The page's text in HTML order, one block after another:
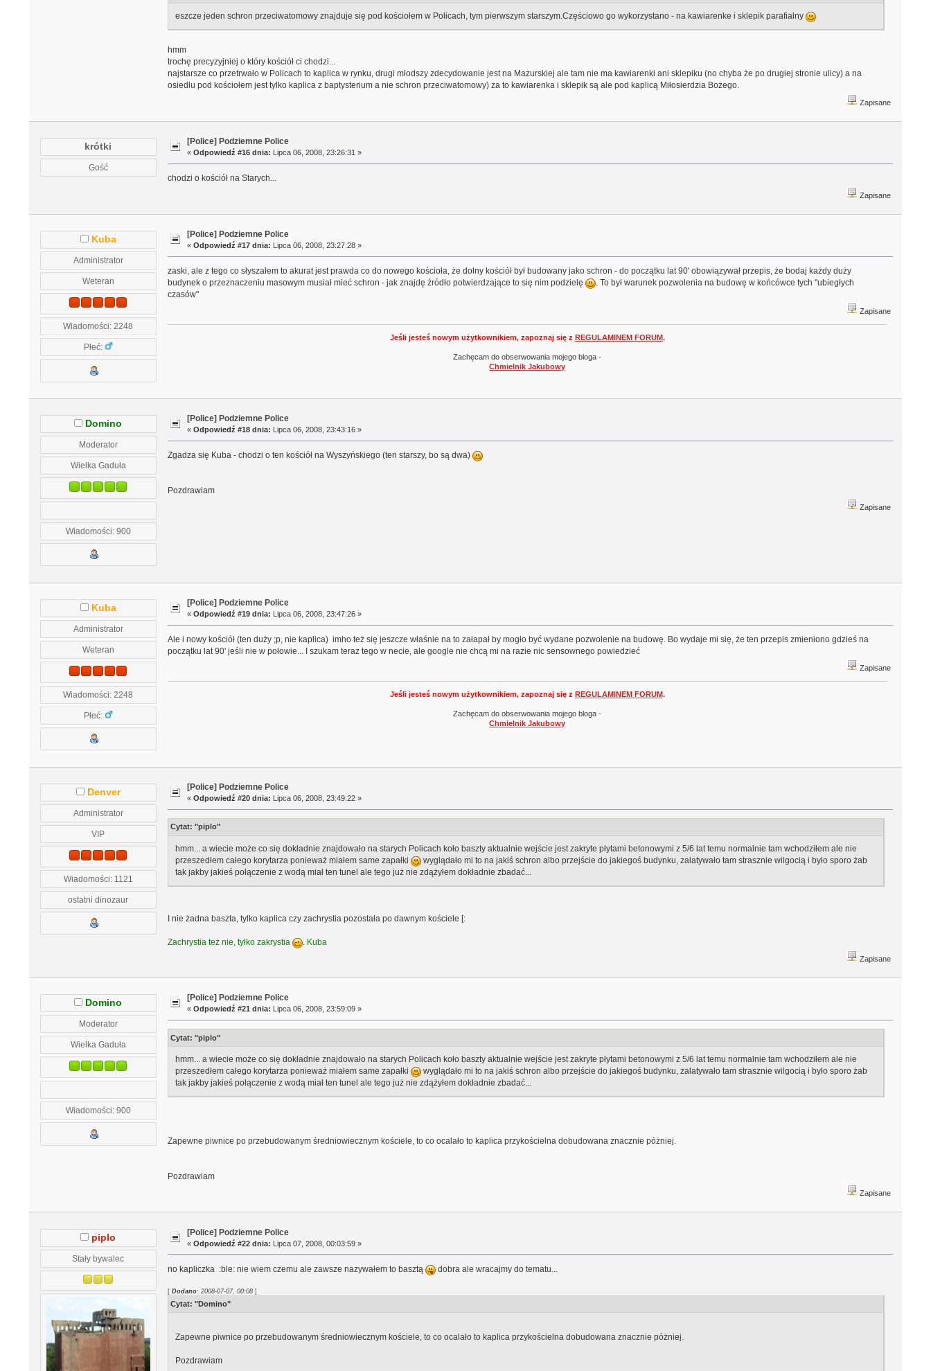
eszcze jeden schron przeciwatomowy znajduje się pod kościołem w Policach, tym pierwszym starszym.Częściowo go wykorzystano - na kawiarenke i sklepik parafialny
hmm
trochę precyzyjniej o który kościół ci chodzi...
najstarsze co przetrwało w Policach to kaplica w rynku, drugi młodszy zdecydowanie jest na Mazurskiej ale tam nie ma kawiarenki ani sklepiku (no chyba że po drugiej stronie ulicy) a na
osiedlu pod kościołem jest tylko kaplica z baptysterium a nie schron przeciwatomowy) za to kawiarenka i sklepik są ale pod kaplicą Miłosierdzia Bożego.
Zapisane
krótki
Gość
[Police] Podziemne Police
«Odpowiedź #16 dnia: Lipca 06, 2008, 23:26:31 »
chodzi o kościół na Starych...
Zapisane
Kuba
Administrator
Weteran
Wiadomości: 2248
Płeć:
[Police] Podziemne Police
«Odpowiedź #17 dnia: Lipca 06, 2008, 23:27:28 »
zaski, ale z tego co słyszałem to akurat jest prawda co do nowego kościoła, że dolny kościół był budowany jako schron - do początku lat 90' obowiązywał przepis, że bodaj każdy duży
budynek o przeznaczeniu masowym musiał mieć schron - jak znajdę źródło potwierdzające to się nim podzielę
. To był warunek pozwolenia na budowę w końcówce tych "ubiegłych
czasów"
Zapisane
Jeśli jesteś nowym użytkownikiem, zapoznaj się z REGULAMINEM FORUM.
Zachęcam do obserwowania mojego bloga -
Chmielnik Jakubowy
Domino
Moderator
Wielka Gaduła
Wiadomości: 900
[Police] Podziemne Police
«Odpowiedź #18 dnia: Lipca 06, 2008, 23:43:16 »
Zgadza się Kuba - chodzi o ten kościół na Wyszyńskiego (ten starszy, bo są dwa)
Pozdrawiam
Zapisane
Kuba
Administrator
Weteran
Wiadomości: 2248
Płeć:
[Police] Podziemne Police
«Odpowiedź #19 dnia: Lipca 06, 2008, 23:47:26 »
Ale i nowy kościół (ten duży ;p, nie kaplica) imho też się jeszcze właśnie na to załapał by mogło być wydane pozwolenie na budowę. Bo wydaje mi się, że ten przepis zmieniono gdzieś na
początku lat 90' jeśli nie w połowie... I szukam teraz tego w necie, ale google nie chcą mi na razie nic sensownego powiedzieć
Zapisane
Jeśli jesteś nowym użytkownikiem, zapoznaj się z REGULAMINEM FORUM.
Zachęcam do obserwowania mojego bloga -
Chmielnik Jakubowy
Denver
Administrator
VIP
Wiadomości: 1121
ostatni dinozaur
[Police] Podziemne Police
«Odpowiedź #20 dnia: Lipca 06, 2008, 23:49:22 »
Cytat: "piplo"
hmm... a wiecie może co się dokładnie znajdowało na starych Policach koło baszty aktualnie wejście jest zakryte płytami betonowymi z 5/6 lat temu normalnie tam wchodziłem ale nie
przeszedłem całego korytarza ponieważ miałem same zapałki
wyglądało mi to na jakiś schron albo przejście do jakiegoś budynku, zalatywało tam strasznie wilgocią i było sporo żab
tak jakby jakieś połączenie z wodą miał ten tunel ale tego już nie zdążyłem dokładnie zbadać...
I nie żadna baszta, tylko kaplica czy zachrystia pozostała po dawnym kościele [:
Zachrystia też nie, tyłko zakrystia . Kuba
Zapisane
Domino
Moderator
Wielka Gaduła
Wiadomości: 900
[Police] Podziemne Police
«Odpowiedź #21 dnia: Lipca 06, 2008, 23:59:09 »
Cytat: "piplo"
hmm... a wiecie może co się dokładnie znajdowało na starych Policach koło baszty aktualnie wejście jest zakryte płytami betonowymi z 5/6 lat temu normalnie tam wchodziłem ale nie
przeszedłem całego korytarza ponieważ miałem same zapałki
wyglądało mi to na jakiś schron albo przejście do jakiegoś budynku, zalatywało tam strasznie wilgocią i było sporo żab
tak jakby jakieś połączenie z wodą miał ten tunel ale tego już nie zdążyłem dokładnie zbadać...
Zapewne piwnice po przebudowanym średniowiecznym kościele, to co ocalało to kaplica przykościelna dobudowana znacznie póżniej.
Pozdrawiam
Zapisane
piplo
Stały bywalec
[Police] Podziemne Police
«Odpowiedź #22 dnia: Lipca 07, 2008, 00:03:59 »
no kapliczka :ble: nie wiem czemu ale zawsze nazywałem to basztą dobra ale wracajmy do tematu...
[ Dodano: 2008-07-07, 00:08]
Cytat: "Domino"
Zapewne piwnice po przebudowanym średniowiecznym kościele, to co ocalało to kaplica przykościelna dobudowana znacznie póżniej.
Pozdrawiam